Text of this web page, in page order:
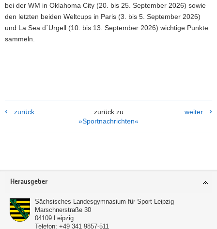
bei der WM in Oklahoma City (20. bis 25. September 2026) sowie
den letzten beiden Weltcups in Paris (3. bis 5. September 2026)
und La Sea d´Urgell (10. bis 13. September 2026) wichtige Punkte
sammeln.
zurück
zurück zu
»Sportnachrichten«
weiter
Footer-
Herausgeber
Sächsisches Landesgymnasium für Sport Leipzig
Marschnerstraße 30
04109
Leipzig
Telefon: +49 341 9857-511